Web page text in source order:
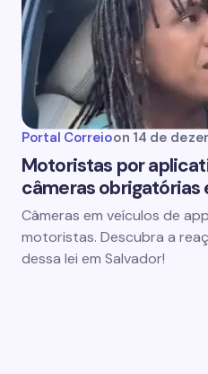
Portal Correioon 14 de
Motoristas por
câmeras obrigatórias
Câmeras em veículos de
motoristas. Descubra a
dessa lei em Salvador!